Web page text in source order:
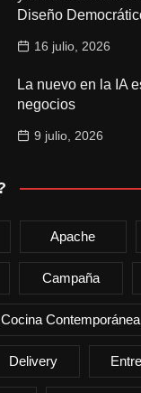
Diseño
16 julio, 2026
La nuevo en la IA
negocios
9 julio, 2026
Apache
Campaña
Cocina Contemporánea
Delivery